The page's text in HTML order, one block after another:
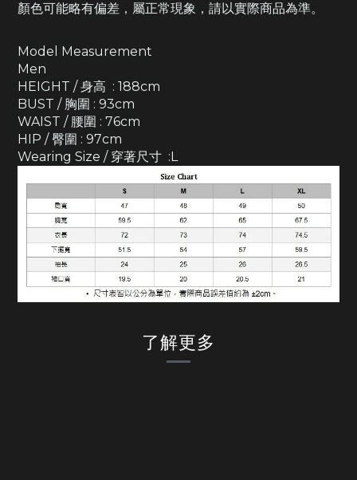
顏色可能略有偏差，屬正常現象，請以實際商品為準。
Model Measurement
Men
HEIGHT / 身高 : 188cm
BUST / 胸圍 : 93cm
WAIST / 腰圍 : 76cm
HIP / 臀圍 : 97cm
Wearing Size / 穿著尺寸 :L
了解更多